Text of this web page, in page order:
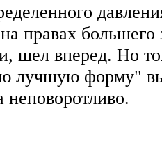
правах большего
шел вперед. Но
лучшую форму"